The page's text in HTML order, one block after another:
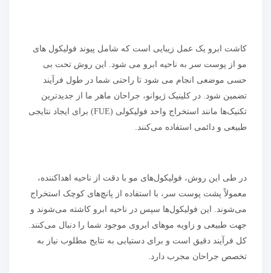
کاشت ابرو یک عمل زیبایی است که شامل پیوند فولیکول های
مو از پوست سر به ناحیه ابرو می شود. این روش تحت بی
حسی موضعی انجام می شود تا راحتی شما در طول فرآیند
تضمین شود. در کلینیک ژیوانو، جراحان ماهر ما از جدیدترین
تکنیک‌ها مانند استخراج واحد فولیکولی (FUE) برای ایجاد نتایجی
طبیعی و دائمی استفاده می‌کنند.
در طی این روش، فولیکول‌های مو با دقت از ناحیه اهداکننده،
معمولاً پشت پوست سر، با استفاده از پانچ‌های کوچک استخراج
می‌شوند. این فولیکول‌ها سپس در ناحیه ابرو کاشته می‌شوند و
جهت طبیعی و زاویه موهای ابروی موجود شما را دنبال می‌کنند.
کل فرآیند دقیق است و برای دستیابی به نتایج مطلوب نیاز به
تخصص جراحان مجرب دارد.